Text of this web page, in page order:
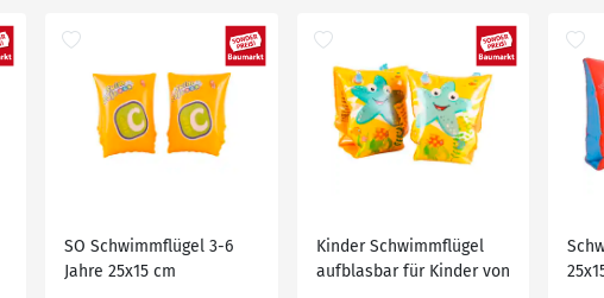
SO Schwimmflügel 3-6
Jahre 25x15 cm
Kinder Schwimmflügel
aufblasbar für Kinder von